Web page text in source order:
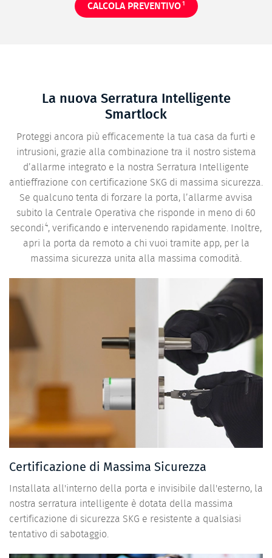
CALCOLA PREVENTIVO 1
La nuova Serratura Intelligente
Smartlock
Proteggi ancora più efficacemente la tua casa da furti e
intrusioni, grazie alla combinazione tra il nostro sistema
d’allarme integrato e la nostra Serratura Intelligente
antieffrazione con certificazione SKG di massima sicurezza.
Se qualcuno tenta di forzare la porta, l’allarme avvisa
subito la Centrale Operativa che risponde in meno di 60
secondi 4, verificando e intervenendo rapidamente. Inoltre,
apri la porta da remoto a chi vuoi tramite app, per la
massima sicurezza unita alla massima comodità.
Certificazione di Massima Sicurezza
Installata all'interno della porta e invisibile dall'esterno, la
nostra serratura intelligente è dotata della massima
certificazione di sicurezza SKG e resistente a qualsiasi
tentativo di sabotaggio.